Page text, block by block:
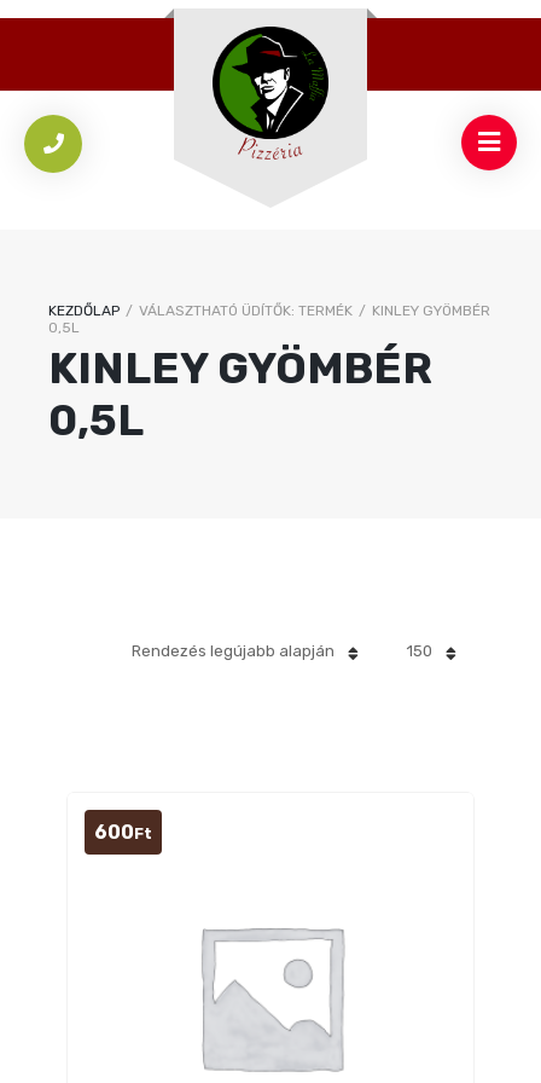
KEZDŐLAP / VÁLASZTHATÓ ÜDÍTŐK: TERMÉK / KINLEY GYÖMBÉR
0,5L
KINLEY GYÖMBÉR
0,5L
150
Rendezés legújabb alapján
600Ft